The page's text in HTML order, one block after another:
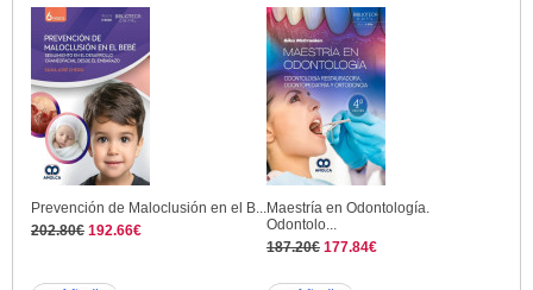
Prevención de Maloclusión en el B...
202.80€ 192.66€
Maestría en Odontología.
Odontolo...
187.20€ 177.84€